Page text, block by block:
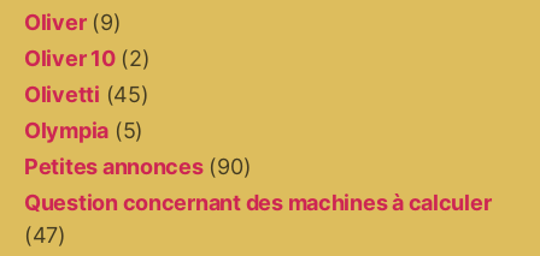
Oliver(9)
Oliver 10(2)
Olivetti (45)
Olympia (5)
Petites annonces(90)
Question concernant des machines à calculer
(47)